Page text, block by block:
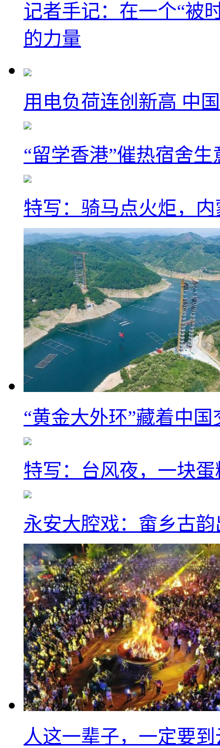
记者手记：在一个“被
的力量
用电负荷连创新高 中
“留学香港”催热宿舍
特写：骑马点火炬，
“黄金大外环”藏着中
特写：台风夜，一块
永安大腔戏：畲乡古
人这一辈子，一定要